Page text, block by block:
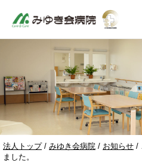
現
在
法人トップ/ みゆき会病院 / お知らせ /
ました。